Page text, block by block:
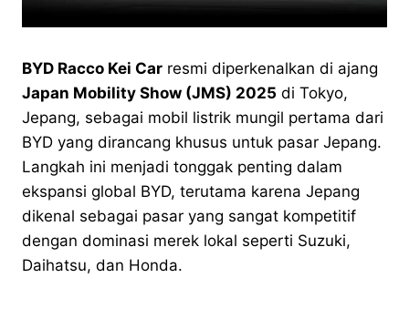
BYD Racco Kei Car resmi diperkenalkan di ajang
Japan Mobility Show (JMS) 2025 di Tokyo,
Jepang, sebagai mobil listrik mungil pertama dari
BYD yang dirancang khusus untuk pasar Jepang.
Langkah ini menjadi tonggak penting dalam
ekspansi global BYD, terutama karena Jepang
dikenal sebagai pasar yang sangat kompetitif
dengan dominasi merek lokal seperti Suzuki,
Daihatsu, dan Honda.